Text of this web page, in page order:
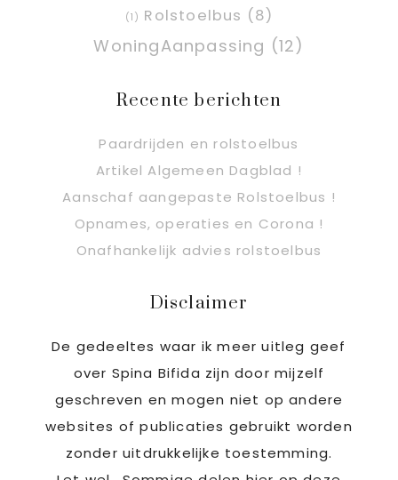
(1) Rolstoelbus (8)
WoningAanpassing (12)
Recente berichten
Paardrijden en rolstoelbus
Artikel Algemeen Dagblad !
Aanschaf aangepaste Rolstoelbus !
Opnames, operaties en Corona !
Onafhankelijk advies rolstoelbus
Disclaimer
De gedeeltes waar ik meer uitleg geef
over Spina Bifida zijn door mijzelf
geschreven en mogen niet op andere
websites of publicaties gebruikt worden
zonder uitdrukkelijke toestemming.